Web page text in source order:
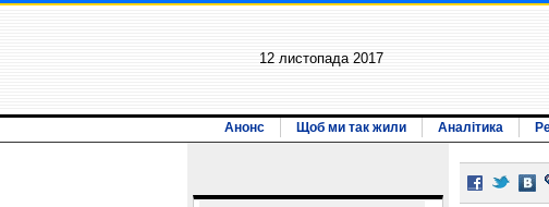
12 листопада 2017
Анонс Щоб ми так жили Аналітика